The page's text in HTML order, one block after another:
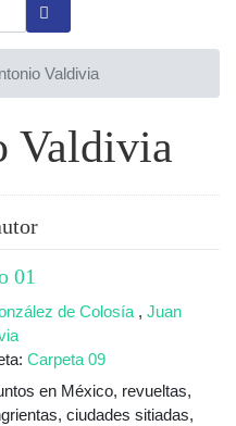
Valdivia
Valdivia
01
de Colosía ,Juan
Carpeta 09
en México, revueltas,
ciudades sitiadas,